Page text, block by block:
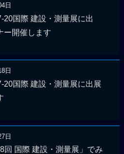
日
20国際 建設・測量展に出
ー開催します
日
20国際 建設・測量展に出展
日
回 国際 建設・測量展」でみ